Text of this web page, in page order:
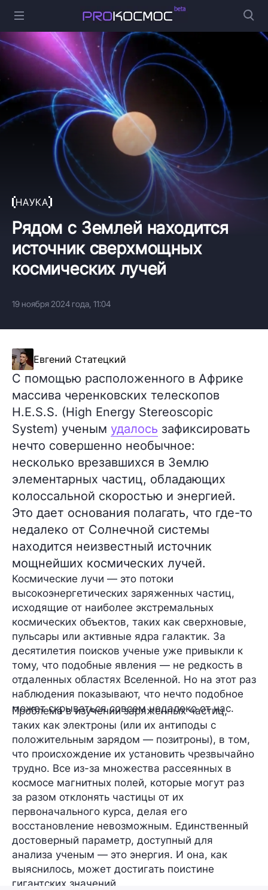
НАУКА
Рядом с Землей находится
источник сверхмощных
космических лучей
19 ноября 2024 года, 11:04
Евгений Статецкий
С помощью расположенного в Африке
массива черенковских телескопов
H.E.S.S. (High Energy Stereoscopic
System) ученым удалось зафиксировать
нечто совершенно необычное:
несколько врезавшихся в Землю
элементарных частиц, обладающих
колоссальной скоростью и энергией.
Это дает основания полагать, что где-то
недалеко от Солнечной системы
находится неизвестный источник
мощнейших космических лучей.
Космические лучи — это потоки
высокоэнергетических заряженных частиц,
исходящие от наиболее экстремальных
космических объектов, таких как сверхновые,
пульсары или активные ядра галактик. За
десятилетия поисков ученые уже привыкли к
тому, что подобные явления — не редкость в
отдаленных областях Вселенной. Но на этот раз
наблюдения показывают, что нечто подобное
может скрываться совсем недалеко от нас.
Проблема в изучении заряженных частиц,
таких как электроны (или их антиподы с
положительным зарядом — позитроны), в том,
что происхождение их установить чрезвычайно
трудно. Все из-за множества рассеянных в
космосе магнитных полей, которые могут раз
за разом отклонять частицы от их
первоначального курса, делая его
восстановление невозможным. Единственный
достоверный параметр, доступный для
анализа ученым — это энергия. И она, как
выяснилось, может достигать поистине
гигантских значений.